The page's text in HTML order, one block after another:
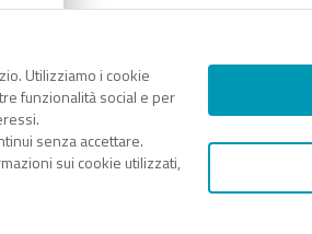
Utilizziamo i cookie
funzionalità social e per
senza accettare.
sui cookie utilizzati,